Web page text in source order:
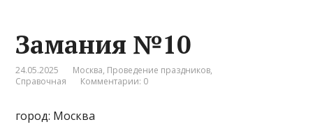
Замания №10
24.05.2025 Москва, Проведение праздников,
Справочная
Комментарии: 0
город: Москва